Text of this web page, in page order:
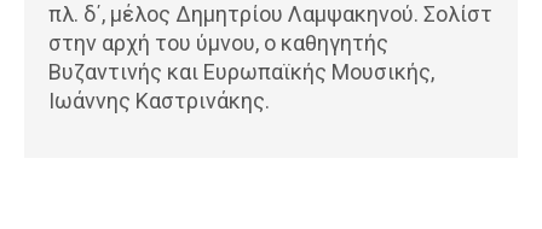
πλ. δ΄, μέλος Δημητρίου Λαμψακηνού. Σολίστ
στην αρχή του ύμνου, ο καθηγητής
Βυζαντινής και Ευρωπαϊκής Μουσικής,
Ιωάννης Καστρινάκης.